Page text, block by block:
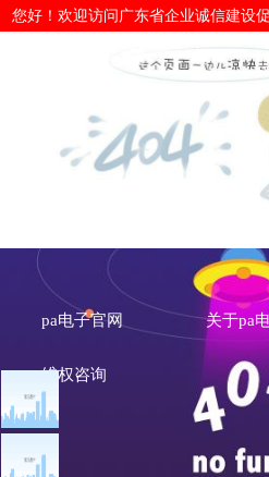
您好！欢迎访问广东省企业诚信建设
以法治方式引领
pa电子官网 关于pa
维权咨询
文章点击排行